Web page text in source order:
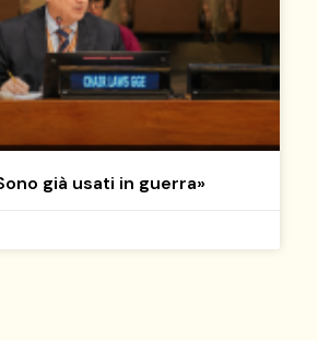
già usati in guerra»